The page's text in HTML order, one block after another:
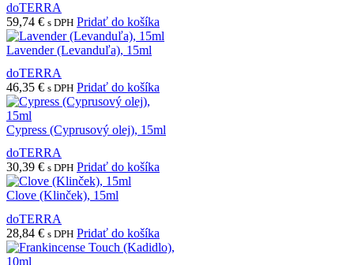
doTERRA
59,74 € s DPH Pridať do košíka
Lavender (Levanduľa), 15ml
doTERRA
46,35 € s DPH Pridať do košíka
Cypress (Cyprusový olej), 15ml
doTERRA
30,39 € s DPH Pridať do košíka
Clove (Klinček), 15ml
doTERRA
28,84 € s DPH Pridať do košíka